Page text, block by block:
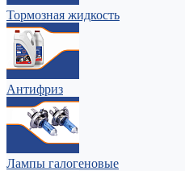
Тормозная жидкость
Антифриз
Лампы галогеновые